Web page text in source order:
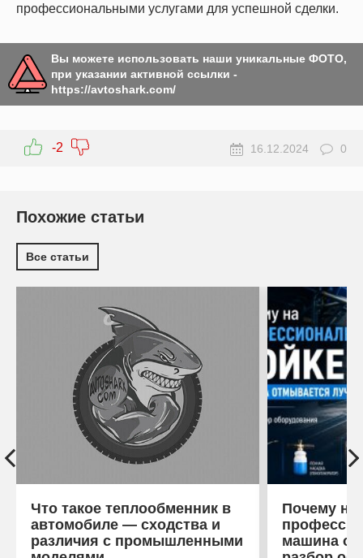
профессиональными услугами для успешной сделки.
Вы можете использовать наши уникальные ФОТО,
при указании активной ссылки -
https://avtoshark.com/
-2 16.12.2024 0
Похожие статьи
Все статьи
Что такое теплообменник в
автомобиле — сходства и
различия с промышленными
Почему на
машина